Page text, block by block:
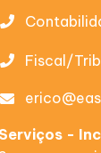
Fiscal/
Serviços -